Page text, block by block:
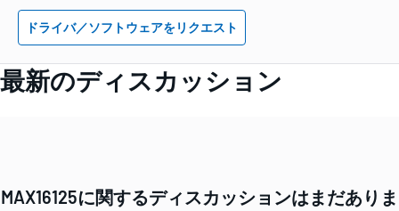
ドライバ／ソフトウェアをリクエスト
最新のディスカッション
MAX16125に関するディスカッションはまだありま